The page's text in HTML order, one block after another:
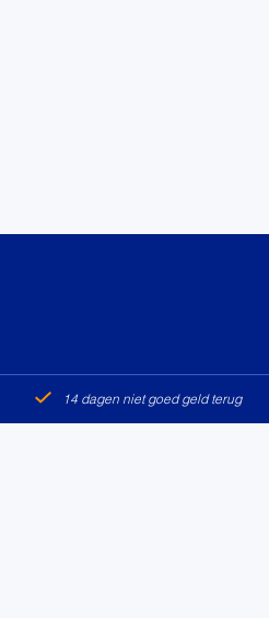
14 dagen niet goed geld terug